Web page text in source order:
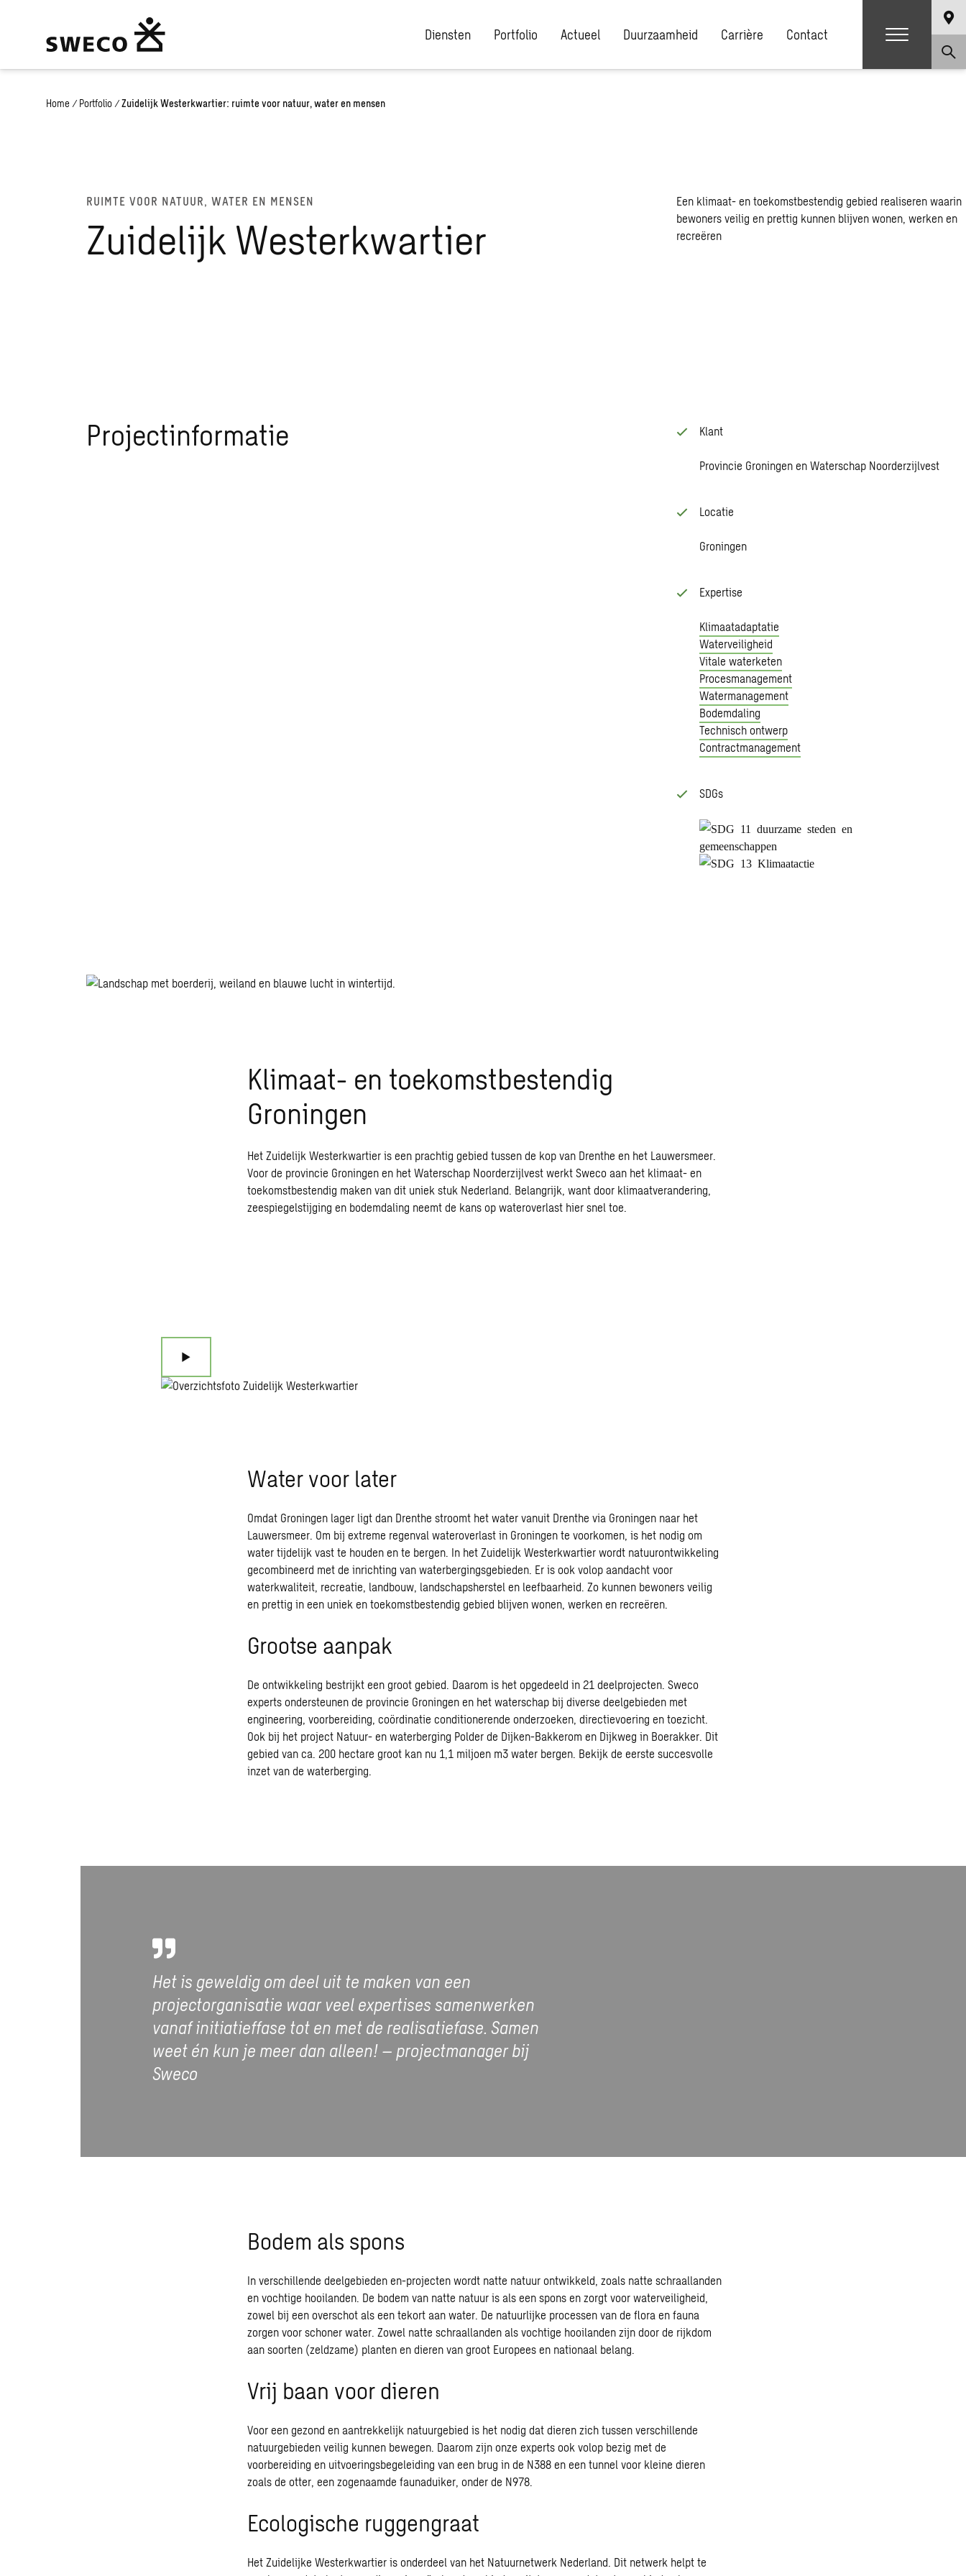
Diensten Portfolio Actueel Duurzaamheid Carrière Contact
Home / Portfolio / Zuidelijk Westerkwartier: ruimte voor natuur, water en mensen
RUIMTE VOOR NATUUR, WATER EN MENSEN
Zuidelijk Westerkwartier
Een klimaat- en toekomstbestendig gebied realiseren waarin
bewoners veilig en prettig kunnen blijven wonen, werken en
recreëren
Projectinformatie Klant
Provincie Groningen en Waterschap Noorderzijlvest
Locatie
Groningen
Expertise
Klimaatadaptatie
Waterveiligheid
Vitale waterketen
Procesmanagement
Watermanagement
Bodemdaling
Technisch ontwerp
Contractmanagement
SDGs
Klimaat- en toekomstbestendig
Groningen
Het Zuidelijk Westerkwartier is een prachtig gebied tussen de kop van Drenthe en het Lauwersmeer.
Voor de provincie Groningen en het Waterschap Noorderzijlvest werkt Sweco aan het klimaat- en
toekomstbestendig maken van dit uniek stuk Nederland. Belangrijk, want door klimaatverandering,
zeespiegelstijging en bodemdaling neemt de kans op wateroverlast hier snel toe.
Water voor later
Omdat Groningen lager ligt dan Drenthe stroomt het water vanuit Drenthe via Groningen naar het
Lauwersmeer. Om bij extreme regenval wateroverlast in Groningen te voorkomen, is het nodig om
water tijdelijk vast te houden en te bergen. In het Zuidelijk Westerkwartier wordt natuurontwikkeling
gecombineerd met de inrichting van waterbergingsgebieden. Er is ook volop aandacht voor
waterkwaliteit, recreatie, landbouw, landschapsherstel en leefbaarheid. Zo kunnen bewoners veilig
en prettig in een uniek en toekomstbestendig gebied blijven wonen, werken en recreëren.
Grootse aanpak
De ontwikkeling bestrijkt een groot gebied. Daarom is het opgedeeld in 21 deelprojecten. Sweco
experts ondersteunen de provincie Groningen en het waterschap bij diverse deelgebieden met
engineering, voorbereiding, coördinatie conditionerende onderzoeken, directievoering en toezicht.
Ook bij het project Natuur- en waterberging Polder de Dijken-Bakkerom en Dijkweg in Boerakker. Dit
gebied van ca. 200 hectare groot kan nu 1,1 miljoen m3 water bergen. Bekijk de eerste succesvolle
inzet van de waterberging.
Het is geweldig om deel uit te maken van een
projectorganisatie waar veel expertises samenwerken
vanaf initiatieffase tot en met de realisatiefase. Samen
weet én kun je meer dan alleen! – projectmanager bij
Sweco
Bodem als spons
In verschillende deelgebieden en-projecten wordt natte natuur ontwikkeld, zoals natte schraallanden
en vochtige hooilanden. De bodem van natte natuur is als een spons en zorgt voor waterveiligheid,
zowel bij een overschot als een tekort aan water. De natuurlijke processen van de flora en fauna
zorgen voor schoner water. Zowel natte schraallanden als vochtige hooilanden zijn door de rijkdom
aan soorten (zeldzame) planten en dieren van groot Europees en nationaal belang.
Vrij baan voor dieren
Voor een gezond en aantrekkelijk natuurgebied is het nodig dat dieren zich tussen verschillende
natuurgebieden veilig kunnen bewegen. Daarom zijn onze experts ook volop bezig met de
voorbereiding en uitvoeringsbegeleiding van een brug in de N388 en een tunnel voor kleine dieren
zoals de otter, een zogenaamde faunaduiker, onder de N978.
Ecologische ruggengraat
Het Zuidelijke Westerkwartier is onderdeel van het Natuurnetwerk Nederland. Dit netwerk helpt te